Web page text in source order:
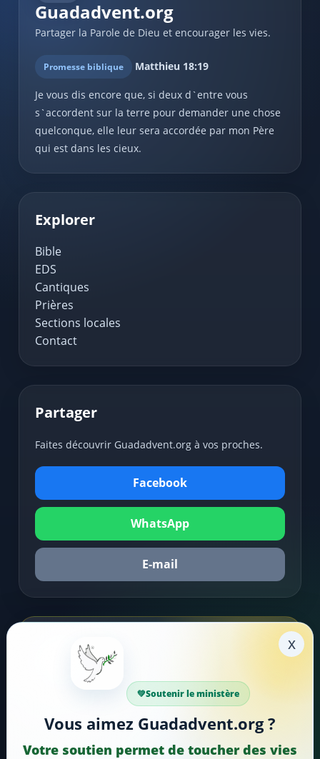
Guadadvent.org
Partager la Parole de Dieu et encourager les vies.
Promesse biblique Matthieu 18:19
Je vous dis encore que, si deux d`entre vous
s`accordent sur la terre pour demander une chose
quelconque, elle leur sera accordée par mon Père
qui est dans les cieux.
Explorer
Bible
EDS
Cantiques
Prières
Sections locales
Contact
Partager
Faites découvrir Guadadvent.org à vos proches.
Facebook
WhatsApp
E-mail
Soutenir la mission
Faire un don
mission de foi, d'encouragement et d'édification.
x
Soutenir le ministère
Vous aimez Guadadvent.org ?
Votre soutien permet de toucher des vies